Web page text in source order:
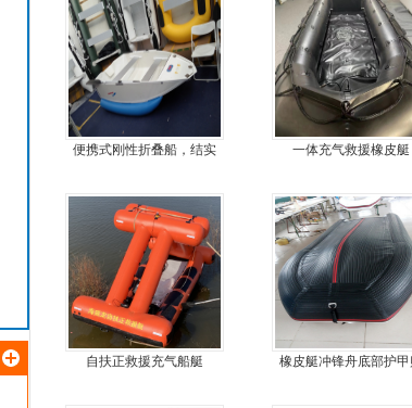
便携式刚性折叠船，结实
一体充气救援橡皮艇
自扶正救援充气船艇
橡皮艇冲锋舟底部护甲